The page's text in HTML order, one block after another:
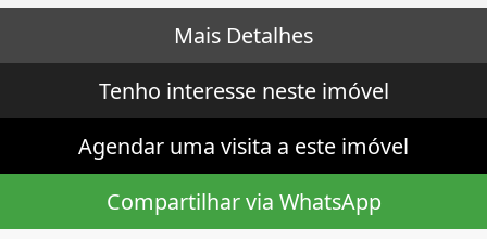
Mais Detalhes
Tenho interesse neste imóvel
Agendar uma visita a este imóvel
Compartilhar via WhatsApp